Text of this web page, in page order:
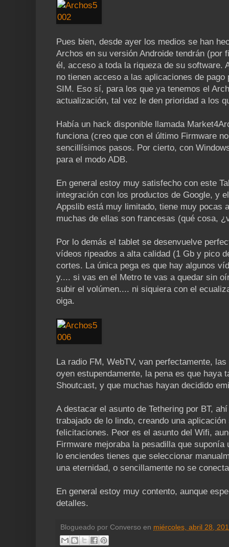
Pues bien, desde ayer los medios se han
Archos en su versión Androide tendrán (por
él, acceso a toda la riqueza de su software.
no tienen acceso a las aplicaciones de
SIM. Eso sí, para los que ya tenemos el
actualización, tal vez le den prioridad a los
Había un hack disponible llamada
funciona (creo que con el último Firmware
sencillísimos pasos. Por cierto, con
para el modo ADB.
En general estoy muy satisfecho con este
integración con los productos de Google, y
Appslib está muy limitado, tiene muy pocas
muchas de ellas son francesas (qué cosa,
Por lo demás el tablet se desenvuelve
vídeos ripeados a alta calidad (1 Gb y pico
cortes. La única pega es que hay algunos
y.... si vas en el Metro te vas a quedar sin
subir el volúmen.... ni siquiera con el
oiga.
La radio FM, WebTV, van perfectamente,
oyen estupendamente, la pena es que haya
Shoutcast, y que muchas hayan decidido
A destacar el asunto de Tethering por BT,
trabajado de lo lindo, creando una
felicitaciones. Peor es el asunto del Wifi,
Firmware mejoraba la pesadilla que suponía
lo enciendes tienes que seleccionar
una eternidad, o sencillamente no se
En general estoy muy contento, aunque
detalles.
Blogueado por Converso en miércoles, abril 28,